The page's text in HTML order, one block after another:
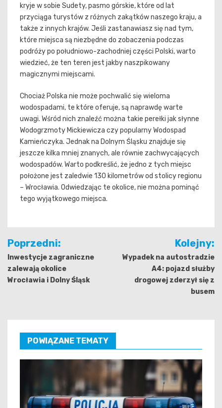
kryje w sobie Sudety, pasmo górskie, które od lat
przyciąga turystów z różnych zakątków naszego kraju, a
także z innych krajów. Jeśli zastanawiasz się nad tym,
które miejsca są niezbędne do zobaczenia podczas
podróży po południowo-zachodniej części Polski, warto
wiedzieć, że ten teren jest jakby naszpikowany
magicznymi miejscami.
Chociaż Polska nie może pochwalić się wieloma
wodospadami, te które oferuje, są naprawdę warte
uwagi. Wśród nich znaleźć można takie perełki jak słynne
Wodogrzmoty Mickiewicza czy popularny Wodospad
Kamieńczyka. Jednak na Dolnym Śląsku znajduje się
jeszcze kilka mniej znanych, ale równie zachwycających
wodospadów. Warto podkreślić, że jedno z tych miejsc
położone jest zaledwie 130 kilometrów od stolicy regionu
– Wrocławia. Odwiedzając te okolice, nie można pominąć
tego wyjątkowego miejsca.
Nawigacja
wpisu
Poprzedni:
Inwestycje zagraniczne
zalewają okolice
Wrocławia i Dolny Śląsk
Kolejny:
Wypadek na autostradzie
A4: pojazd służby
drogowej zderzył się z
busem
POWIĄZANE TEMATY